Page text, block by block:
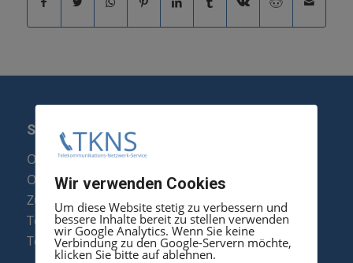
SERVICE
Optipoint Display Reparatur
Octophon F Display Reparatur
Zubehör & Ersatzteile
Telefonanlagen Optimierung
Telefonanlagen Erweiterung
Wir verwenden Cookies
Um diese Website stetig zu verbessern und
bessere Inhalte bereit zu stellen verwenden
wir Google Analytics. Wenn Sie keine
Verbindung zu den Google-Servern möchte,
klicken Sie bitte auf ablehnen.